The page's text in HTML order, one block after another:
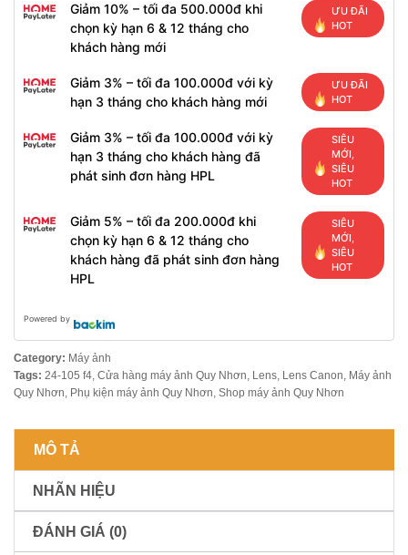
Giảm 10% – tối đa 500.000đ khi
chọn kỳ hạn 6 & 12 tháng cho
khách hàng mới
ƯU ĐÃI
HOT
Giảm 3% – tối đa 100.000đ với kỳ
hạn 3 tháng cho khách hàng mới
ƯU ĐÃI
HOT
Giảm 3% – tối đa 100.000đ với kỳ
hạn 3 tháng cho khách hàng đã
phát sinh đơn hàng HPL
SIÊU
MỚI,
SIÊU
HOT
Giảm 5% – tối đa 200.000đ khi
chọn kỳ hạn 6 & 12 tháng cho
khách hàng đã phát sinh đơn hàng
HPL
SIÊU
MỚI,
SIÊU
HOT
Powered by
Category: Máy ảnh
Tags: 24-105 f4, Cửa hàng máy ảnh Quy Nhơn, Lens, Lens Canon, Máy ảnh
Quy Nhơn, Phụ kiện máy ảnh Quy Nhơn, Shop máy ảnh Quy Nhơn
MÔ TẢ
NHÃN HIỆU
ĐÁNH GIÁ (0)